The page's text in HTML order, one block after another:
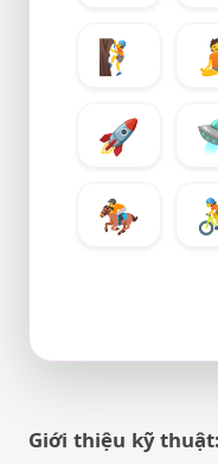
🧗
🚀
🏇
Giới thiệu kỹ thuật: